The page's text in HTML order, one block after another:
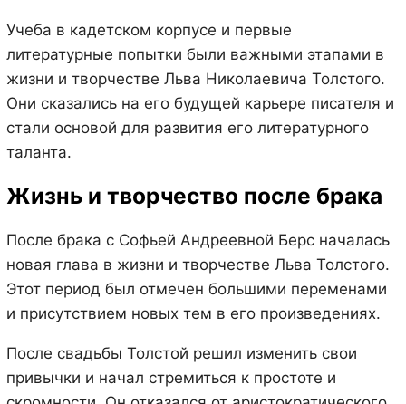
Учеба в кадетском корпусе и первые
литературные попытки были важными этапами в
жизни и творчестве Льва Николаевича Толстого.
Они сказались на его будущей карьере писателя и
стали основой для развития его литературного
таланта.
Жизнь и творчество после брака
После брака с Софьей Андреевной Берс началась
новая глава в жизни и творчестве Льва Толстого.
Этот период был отмечен большими переменами
и присутствием новых тем в его произведениях.
После свадьбы Толстой решил изменить свои
привычки и начал стремиться к простоте и